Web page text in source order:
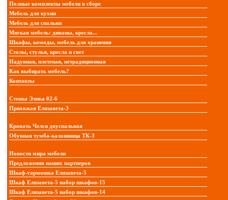
Полные комплекты мебели в сборе
Мебель для кухни
Мебель для спальни
Мягкая мебель: диваны, кресла...
Шкафы, комоды, мебель для хранения
Столы, стулья, кресла и свет
Надувная, плетеная, нетрадиционная
Как выбирать мебель?
Контакты
Стенка Элика 02-6
Прихожая Елизавета-3
Кровать Челси двуспальная
Обувная тумба-калошница ТК-3
Новости мира мебели
Предложения наших партнеров
Шкаф-гармошка Елизавета-5
Шкаф Елизавета-5 набор шкафов-15
Шкаф Елизавета-5 набор шкафов-14